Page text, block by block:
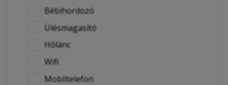
Bébihordozó
Ülésmagasító
Hólánc
Wifi
Mobiltelefon